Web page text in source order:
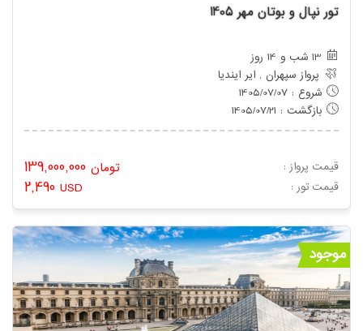
تور نپال و بوتان مهر 1405
13 شب و 14 روز
پرواز سپهران , ایر ایندیا
شروع : 1405/07/07
بازگشت : 1405/07/21
تومان قیمت پرواز :
2,490 USD : قیمت تور
موجود